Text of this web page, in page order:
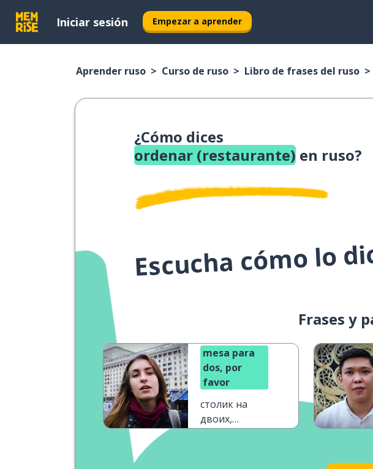
Iniciar sesión Empezar a aprender
Aprender ruso Curso de ruso Libro de frases del ruso
¿Cómo dices
ordenar (restaurante) en ruso?
Escucha cómo lo
Frases y
mesa para
dos, por
favor
столик на
двоих,